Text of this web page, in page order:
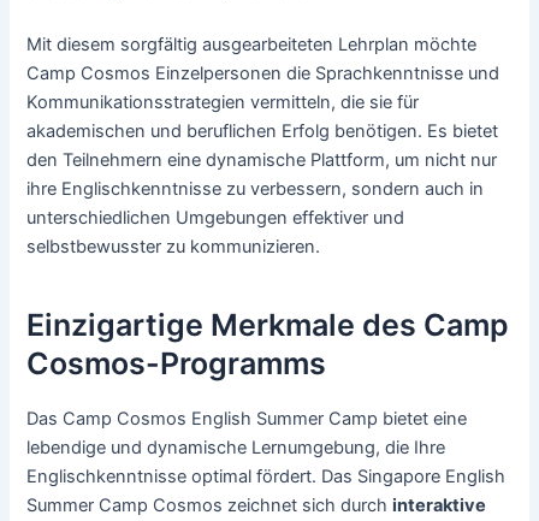
Mit diesem sorgfältig ausgearbeiteten Lehrplan möchte
Camp Cosmos Einzelpersonen die Sprachkenntnisse und
Kommunikationsstrategien vermitteln, die sie für
akademischen und beruflichen Erfolg benötigen. Es bietet
den Teilnehmern eine dynamische Plattform, um nicht nur
ihre Englischkenntnisse zu verbessern, sondern auch in
unterschiedlichen Umgebungen effektiver und
selbstbewusster zu kommunizieren.
Einzigartige Merkmale des Camp
Cosmos-Programms
Das Camp Cosmos English Summer Camp bietet eine
lebendige und dynamische Lernumgebung, die Ihre
Englischkenntnisse optimal fördert. Das Singapore English
Summer Camp Cosmos zeichnet sich durchinteraktive